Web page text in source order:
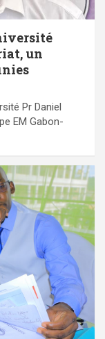
un
Pr Daniel
EM Gabon-